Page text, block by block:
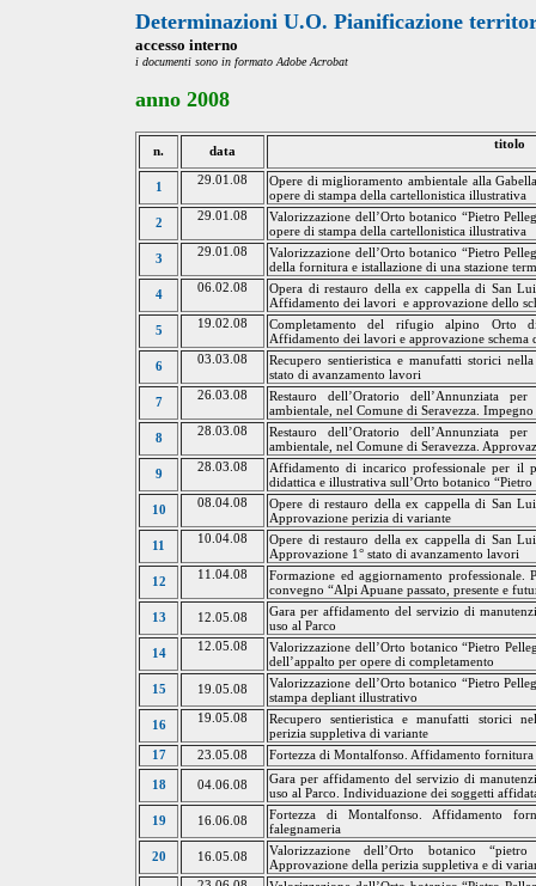
Determinazioni U.O. Pianificazione
accesso interno
i documenti sono in formato Adobe Acrobat
anno 2008
n. data
titolo
1
29.01.08
Opere di miglioramento ambientale alla
opere di stampa della cartellonistica illustrativa
2
29.01.08
Valorizzazione dell’Orto botanico “Pietro
opere di stampa della cartellonistica illustrativa
3
29.01.08
Valorizzazione dell’Orto botanico “Pietro
della fornitura e istallazione di una stazione
4
06.02.08 Opera di restauro della ex cappella di San
Affidamento dei lavori e approvazione dello
5
19.02.08
Completamento del rifugio alpino Orto
Affidamento dei lavori e approvazione schema
6
03.03.08
Recupero sentieristica e manufatti storici
stato di avanzamento lavori
7
26.03.08
Restauro dell’Oratorio dell’Annunziata
ambientale, nel Comune di Seravezza. Impegno
8
28.03.08
Restauro dell’Oratorio dell’Annunziata
ambientale, nel Comune di Seravezza.
9
28.03.08
Affidamento di incarico professionale per il
didattica e illustrativa sull’Orto botanico “Pietro
10
08.04.08 Opere di restauro della ex cappella di San
Approvazione perizia di variante
11
10.04.08 Opere di restauro della ex cappella di San
Approvazione 1° stato di avanzamento lavori
12
11.04.08
Formazione ed aggiornamento professionale.
convegno “Alpi Apuane passato , presente e
13 12.05.08
Gara per affidamento del servizio di
uso al Parco
14
12.05.08
Valorizzazione dell’Orto botanico “Pietro
dell’appalto per opere di completamento
15 19.05.08
Valorizzazione dell’Orto botanico “Pietro
stampa depliant illustrativo
16
19.05.08
Recupero sentieristica e manufatti storici
perizia suppletiva di variante
17 23.05.08 Fortezza di Montalfonso. Affidamento
18 04.06.08
Gara per affidamento del servizio di
uso al Parco. Individuazione dei soggetti
19 16.06.08
Fortezza di Montalfonso. Affidamento
falegnameria
20 16.05.08
Valorizzazione dell’Orto botanico
Approvazione della perizia suppletiva e di